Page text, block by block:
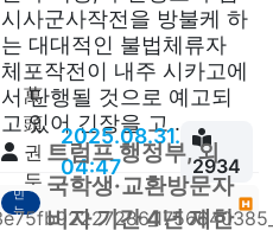
시사군사작전을 방불케 하
는 대대적인 불법체류자
체포작전이 내주 시카고에
서 단행될 것으로 예고되
고 있어 긴장을 고...
萬
頭
권
두
안
2025.08.31.
04:47
2934
민
뉴
트럼프 행정부, 외
국학생·교환방문자
비자 기간 4년 제한